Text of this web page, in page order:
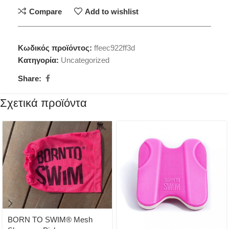
Compare Add to wishlist
Κωδικός προϊόντος: ffeec922ff3d
Κατηγορία: Uncategorized
Share:
Σχετικά προϊόντα
BORN TO SWIM® Mesh